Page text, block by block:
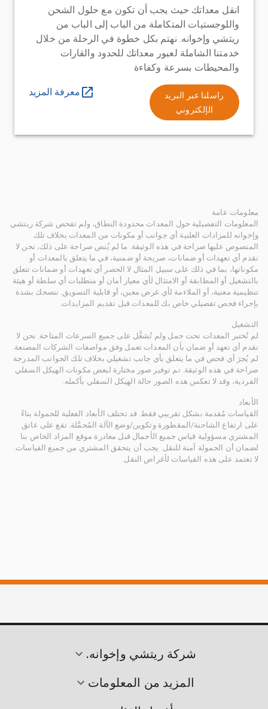
انقل معداتك حيث يجب أن تكون مع حلول الشحن
واللوجستيات المتكاملة من الباب إلى الباب من
ريتشي وإخوانه. نهتم بكل خطوة في الرحلة من خلال
خدمتنا الشاملة لعبور معداتك للحدود والقارات
والمحيطات بسرعة وكفاءة
راسلنا عبر البريد
الإلكتروني
معرفة المزيد
معلومات عامة
المعلومات التفصيلية حول المعدات محدودة النطاق، ولم تفحص شركة ريتشي
وإخوانه للمزادات العلنية أي جوانب أو مكونات من المعدات بخلاف تلك
المنصوص عليها صراحة في هذه الوثيقة. ما لم يُنص صراحة على ذلك، نحن لا
نقدم أي تعهدات أو ضمانات، صريحة أو ضمنية، في ما يتعلق بالمعدات أو
مكوناتها، بما في ذلك على سبيل المثال لا الحصر أي تعهدات أو ضمانات تتعلق
بالتشغيل أو المطابقة أو الامتثال لأي معيار أمان أو متطلبات أي سلطة أو هيئة
تنظيمية معنية، أو الملاءمة لأي غرض معين، أو قابلية التسويق. ننصحك بشدة
بإجراء فحص تفصيلي خاص بك للمعدات قبل تقديم المزايدات.
التشغيل
لم تُختبر المعدات تحت حمل ولم تُشغَّل على جميع السرعات المتاحة. نحن لا
نقدم أي تعهد أو ضمان بأن المعدات تعمل وفق مواصفات الشركات المصنعة.
لم يُجرَ أي فحص في ما يتعلق بأي جانب تشغيلي بخلاف تلك الجوانب المدرجة
صراحة في هذه الوثيقة. تم توفير صور مختارة لبعض مكونات الهيكل السفلي
الفردية، وقد لا تعكس هذه الصور حالة الهيكل السفلي بأكمله.
الأبعاد
القياسات مُقدمة بشكل تقريبي فقط. قد تختلف الأبعاد الفعلية للحمولة بناءً
على ارتفاع الشاحنة/المقطورة وتكوين/وضع الآلة المُحمَّلة. تقع على عاتق
المشتري مسؤولية قياس جميع الأحمال قبل مغادرة موقع المزاد الخاص بنا
لضمان أن الحمولة آمنة للنقل. يجب أن يتحقق المشتري من جميع القياسات.
لا تعتمد على هذه القياسات لأغراض النقل.
شركة ريتشي وإخوانه.
المزيد من المعلومات